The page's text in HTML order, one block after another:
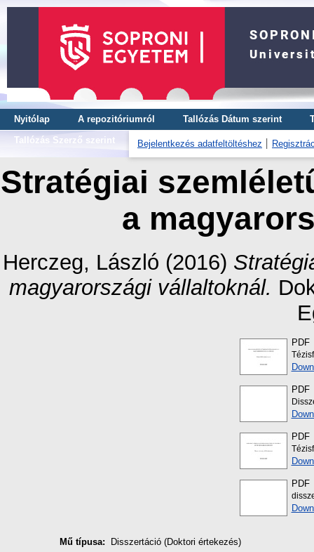
Nyitólap A repozitóriumról Tallózás Dátum szerint
Tallózás Szerző szerint
Bejelentkezés adatfeltöltéshez
Stratégiai
a
Herczeg, László (2016)
magyarországi vállaltoknál.
PDF
PDF
PDF
PDF
Mű típusa:
Disszertáció (Doktori értekezés)